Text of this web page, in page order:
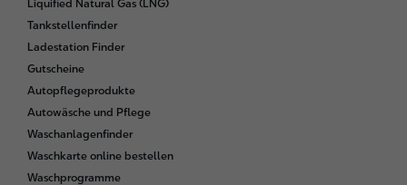
e
r
Liquified Natural Gas (LNG)
Tankstellenfinder
Ladestation Finder
Gutscheine
Autopflegeprodukte
Autowäsche und Pflege
Waschanlagenfinder
Waschkarte online bestellen
Waschprogramme